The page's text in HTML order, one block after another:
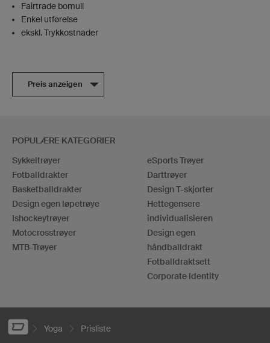
Fairtrade bomull
Enkel utførelse
ekskl. Trykkostnader
Preis anzeigen
POPULÆRE KATEGORIER
Sykkeltrøyer
Fotballdrakter
Basketballdrakter
Design egen løpetrøye
Ishockeytrøyer
Motocrosstrøyer
MTB-Trøyer
eSports Trøyer
Darttrøyer
Design T-skjorter
Hettegensere
individualisieren
Design egen
håndballdrakt
Fotballdraktsett
Corporate Identity
Yoga Prisliste